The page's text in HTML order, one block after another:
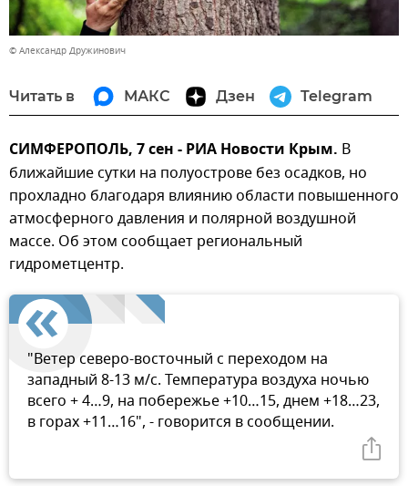
© Александр Дружинович
Читать в МАКС Дзен Telegram
СИМФЕРОПОЛЬ, 7 сен - РИА Новости Крым. В
ближайшие сутки на полуострове без осадков, но
прохладно благодаря влиянию области повышенного
атмосферного давления и полярной воздушной
массе. Об этом сообщает региональный
гидрометцентр.
"Ветер северо-восточный с переходом на
западный 8-13 м/с. Температура воздуха ночью
всего + 4…9, на побережье +10…15, днем +18…23,
в горах +11…16", - говорится в сообщении.